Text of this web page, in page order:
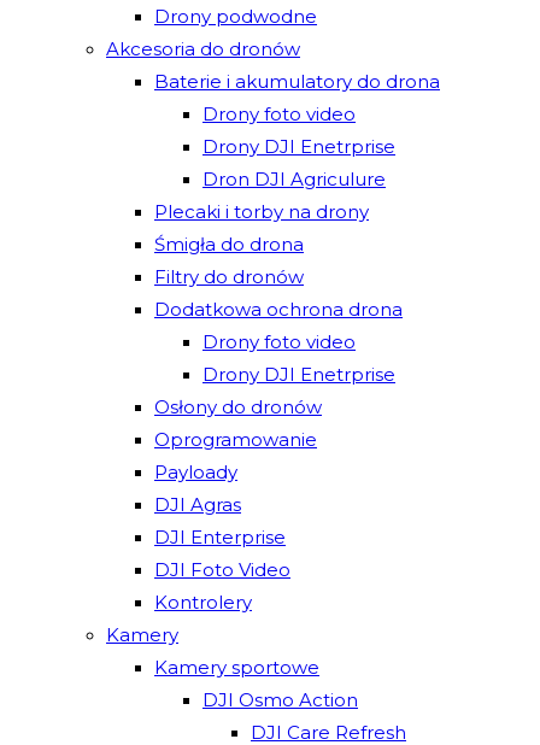
Drony podwodne
Akcesoria do dronów
Baterie i akumulatory do drona
Drony foto video
Drony DJI Enetrprise
Dron DJI Agriculure
Plecaki i torby na drony
Śmigła do drona
Filtry do dronów
Dodatkowa ochrona drona
Drony foto video
Drony DJI Enetrprise
Osłony do dronów
Oprogramowanie
Payloady
DJI Agras
DJI Enterprise
DJI Foto Video
Kontrolery
Kamery
Kamery sportowe
DJI Osmo Action
DJI Care Refresh